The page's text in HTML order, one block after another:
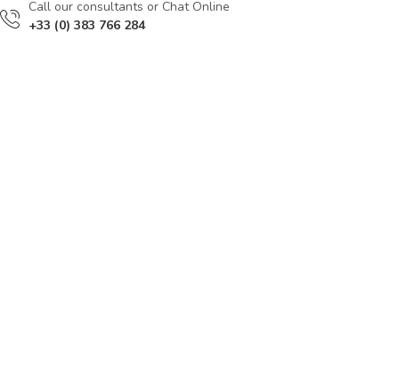
Сall our consultants or Chat Online
+33 (0) 383 766 284